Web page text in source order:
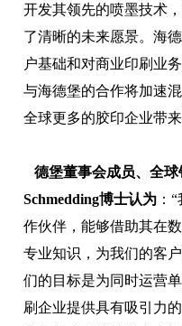
开发其领先的喷墨技术
了清晰的未来愿景。海
户基础和对商业印刷业
与海德堡的合作将加速
全球更多的胶印企业带
德堡董事会成员、全
Schmedding博士认为：“
作伙伴，能够借助其在
专业知识，为我们的客
们的目标是为同时运营
刷企业提供具有吸引力